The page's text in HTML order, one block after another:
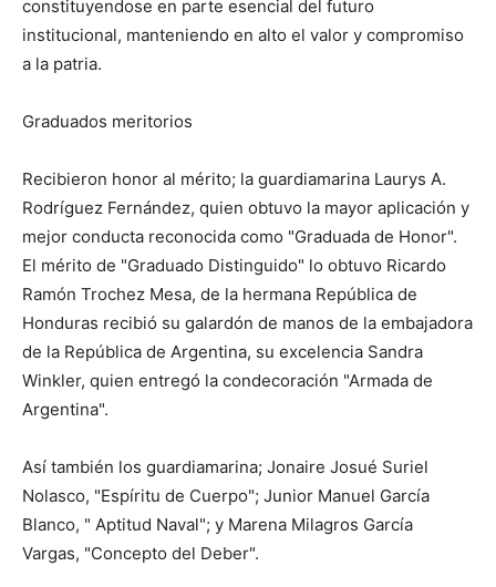
constituyendose en parte esencial del futuro
institucional, manteniendo en alto el valor y compromiso
a la patria.
Graduados meritorios
Recibieron honor al mérito; la guardiamarina Laurys A.
Rodríguez Fernández, quien obtuvo la mayor aplicación y
mejor conducta reconocida como "Graduada de Honor".
El mérito de "Graduado Distinguido" lo obtuvo Ricardo
Ramón Trochez Mesa, de la hermana República de
Honduras recibió su galardón de manos de la embajadora
de la República de Argentina, su excelencia Sandra
Winkler, quien entregó la condecoración "Armada de
Argentina".
Así también los guardiamarina; Jonaire Josué Suriel
Nolasco, "Espíritu de Cuerpo"; Junior Manuel García
Blanco, " Aptitud Naval"; y Marena Milagros García
Vargas, "Concepto del Deber".